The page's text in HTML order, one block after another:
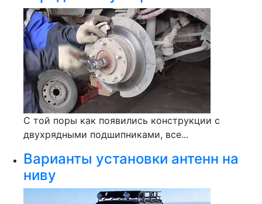
С той поры как появились конструкции с
двухрядными подшипниками, все...
Варианты установки антенн на
ниву